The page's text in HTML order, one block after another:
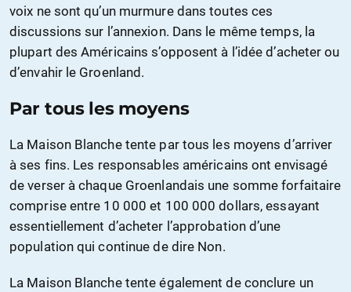
voix ne sont qu’un murmure dans toutes ces
discussions sur l’annexion. Dans le même temps, la
plupart des Américains s’opposent à l’idée d’acheter ou
d’envahir le Groenland.
Par tous les moyens
La Maison Blanche tente par tous les moyens d’arriver
à ses fins. Les responsables américains ont envisagé
de verser à chaque Groenlandais une somme forfaitaire
comprise entre 10 000 et 100 000 dollars, essayant
essentiellement d’acheter l’approbation d’une
population qui continue de dire Non.
La Maison Blanche tente également de conclure un